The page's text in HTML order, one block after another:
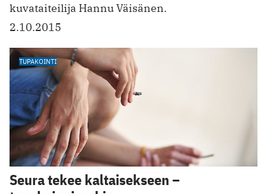
kuvataiteilija Hannu Väisänen.
2.10.2015
TUPAKOINTI
Seura tekee kaltaisekseen –